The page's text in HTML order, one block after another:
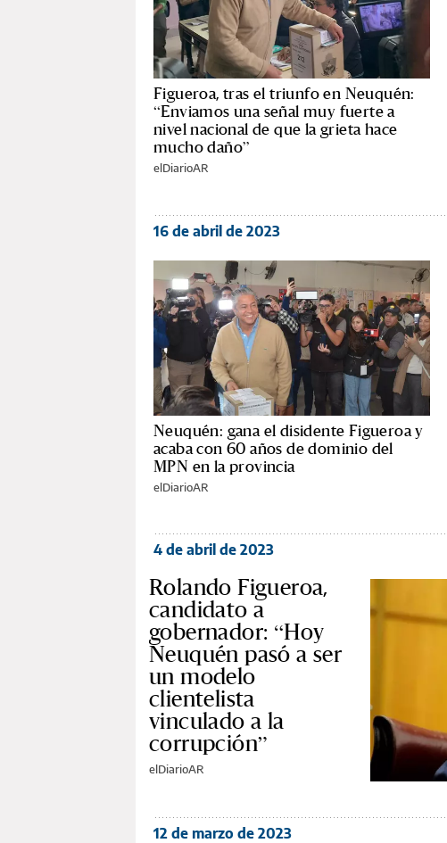
Figueroa, tras el triunfo en Neuquén:
“Enviamos una señal muy fuerte a
nivel nacional de que la grieta hace
mucho daño”
elDiarioAR
16 de abril de 2023
Neuquén: gana el disidente Figueroa y
acaba con 60 años de dominio del
MPN en la provincia
elDiarioAR
4 de abril de 2023
Rolando Figueroa,
candidato a
gobernador: “Hoy
Neuquén pasó a ser
un modelo
clientelista
vinculado a la
corrupción”
elDiarioAR
12 de marzo de 2023